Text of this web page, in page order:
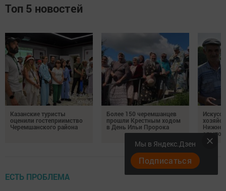
Топ 5 новостей
Казанские туристы
оценили гостеприимство
Черемшанского района
Более 150 черемшанцев
прошли Крестным ходом
в День Ильи Пророка
опытом
ЕСТЬ ПРОБЛЕМА
Мы в Яндекс.Дзен
Подписаться